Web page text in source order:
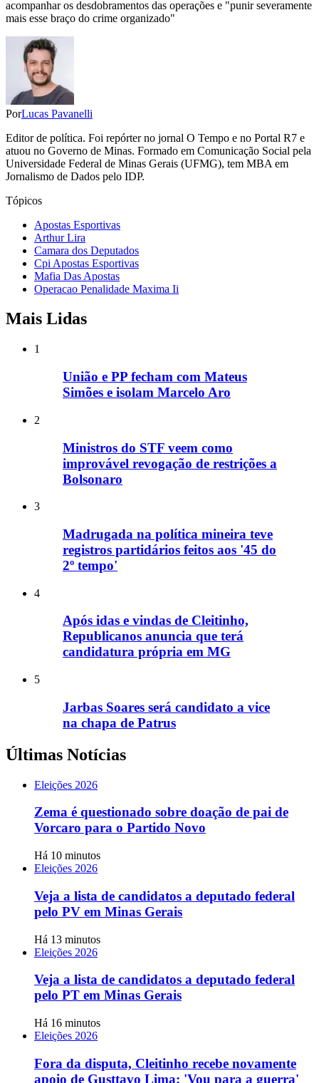
acompanhar os desdobramentos das operações e "punir severamente
mais esse braço do crime organizado"
PorLucas Pavanelli
Editor de política. Foi repórter no jornal O Tempo e no Portal R7 e
atuou no Governo de Minas. Formado em Comunicação Social pela
Universidade Federal de Minas Gerais (UFMG), tem MBA em
Jornalismo de Dados pelo IDP.
Tópicos
Apostas Esportivas
Arthur Lira
Camara dos Deputados
Cpi Apostas Esportivas
Mafia Das Apostas
Operacao Penalidade Maxima Ii
Mais Lidas
1
União e PP fecham com Mateus
Simões e isolam Marcelo Aro
2
Ministros do STF veem como
improvável revogação de restrições a
Bolsonaro
3
Madrugada na política mineira teve
registros partidários feitos aos '45 do
2º tempo'
4
Após idas e vindas de Cleitinho,
Republicanos anuncia que terá
candidatura própria em MG
5
Jarbas Soares será candidato a vice
na chapa de Patrus
Últimas Notícias
Eleições 2026
Zema é questionado sobre doação de pai de
Vorcaro para o Partido Novo
Há 10 minutos
Eleições 2026
Veja a lista de candidatos a deputado federal
pelo PV em Minas Gerais
Há 13 minutos
Eleições 2026
Veja a lista de candidatos a deputado federal
pelo PT em Minas Gerais
Há 16 minutos
Eleições 2026
Fora da disputa, Cleitinho recebe novamente
apoio de Gusttavo Lima: 'Vou para a guerra'